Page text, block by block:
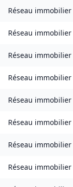
Réseau immobilier
Réseau immobilier
Réseau immobilier
Réseau immobilier
Réseau immobilier
Réseau immobilier
Réseau immobilier
Réseau immobilier